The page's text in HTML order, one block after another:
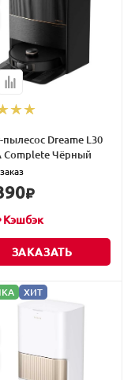
пылесос Dreame L30
Complete Чёрный
₽
Кэшбэк
ЗАКАЗАТЬ
ХИТ